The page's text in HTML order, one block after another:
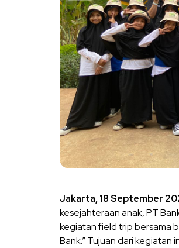
Jakarta, 18 September
kesejahteraan anak, PT
kegiatan field trip bersama
Bank.” Tujuan dari